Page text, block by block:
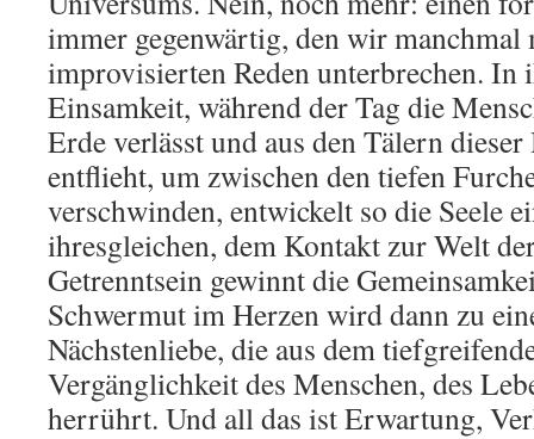
immer gegenwärtig, den wir manchmal
improvisierten Reden unterbrechen. In
Einsamkeit, während der Tag die
Erde verlässt und aus den Tälern
entflieht, um zwischen den tiefen
verschwinden, entwickelt so die Seele
ihresgleichen, dem Kontakt zur Welt
Getrenntsein gewinnt die
Schwermut im Herzen wird dann zu
Nächstenliebe, die aus dem
Vergänglichkeit des Menschen, des
herrührt. Und all das ist Erwartung,